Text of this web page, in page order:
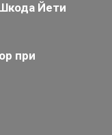
Йети
при